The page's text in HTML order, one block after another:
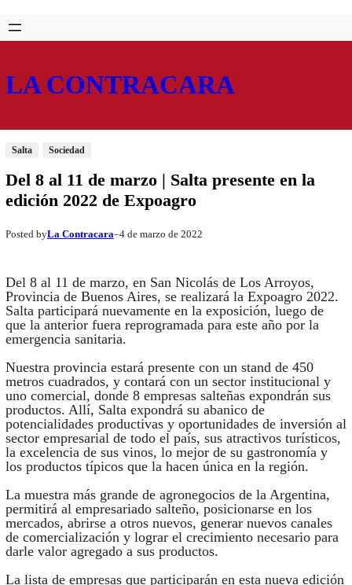
Saltar
al
Skip
to
LA CONTRACARA
Salta Sociedad
Del 8 al 11 de marzo | Salta presente en la
edición 2022 de Expoagro
Posted byLa Contracara–4 de marzo de 2022
Del 8 al 11 de marzo, en San Nicolás de Los Arroyos,
Provincia de Buenos Aires, se realizará la Expoagro 2022.
Salta participará nuevamente en la exposición, luego de
que la anterior fuera reprogramada para este año por la
emergencia sanitaria.
Nuestra provincia estará presente con un stand de 450
metros cuadrados, y contará con un sector institucional y
uno comercial, donde 8 empresas salteñas expondrán sus
productos. Allí, Salta expondrá su abanico de
potencialidades productivas y oportunidades de inversión al
sector empresarial de todo el país, sus atractivos turísticos,
la excelencia de sus vinos, lo mejor de su gastronomía y
los productos típicos que la hacen única en la región.
La muestra más grande de agronegocios de la Argentina,
permitirá al empresariado salteño, posicionarse en los
mercados, abrirse a otros nuevos, generar nuevos canales
de comercialización y lograr el crecimiento necesario para
darle valor agregado a sus productos.
La lista de empresas que participarán en esta nueva edición